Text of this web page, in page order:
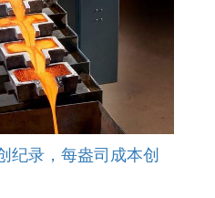
纪录，每盎司成本创